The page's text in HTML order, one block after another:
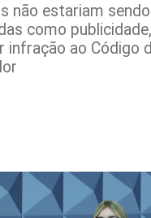
não estariam
como
infração ao Código